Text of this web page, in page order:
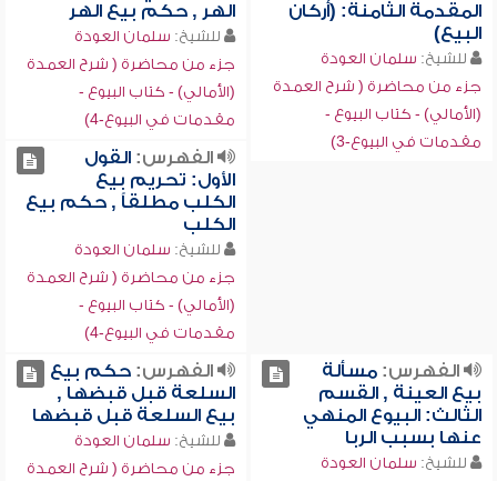
المقدمة الثامنة: (أركان
البيع)
للشيخ: سلمان العودة
جزء من محاضرة ( شرح العمدة
(الأمالي) - كتاب البيوع -
مقدمات في البيوع-3)
الهر , حكم بيع الهر
للشيخ: سلمان العودة
جزء من محاضرة ( شرح العمدة
(الأمالي) - كتاب البيوع -
مقدمات في البيوع-4)
الفهرس:القول
الأول: تحريم بيع
الكلب مطلقاً , حكم بيع
الكلب
للشيخ: سلمان العودة
جزء من محاضرة ( شرح العمدة
(الأمالي) - كتاب البيوع -
مقدمات في البيوع-4)
الفهرس:مسألة
بيع العينة , القسم
الثالث: البيوع المنهي
عنها بسبب الربا
للشيخ: سلمان العودة
الفهرس:حكم بيع
السلعة قبل قبضها ,
بيع السلعة قبل قبضها
للشيخ: سلمان العودة
جزء من محاضرة ( شرح العمدة